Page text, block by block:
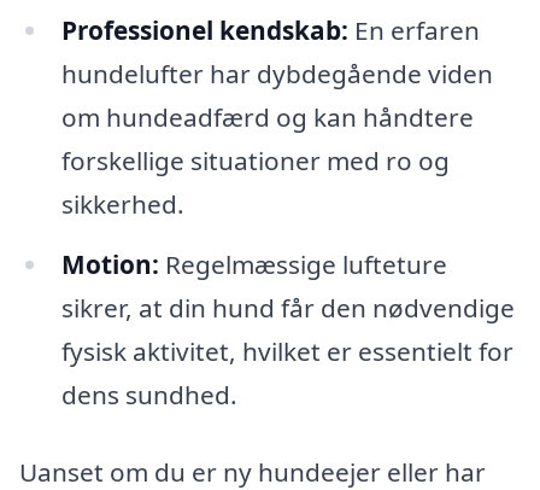
Professionel kendskab: En erfaren
hundelufter har dybdegående viden
om hundeadfærd og kan håndtere
forskellige situationer med ro og
sikkerhed.
Motion: Regelmæssige lufteture
sikrer, at din hund får den nødvendige
fysisk aktivitet, hvilket er essentielt for
dens sundhed.
Uanset om du er ny hundeejer eller har